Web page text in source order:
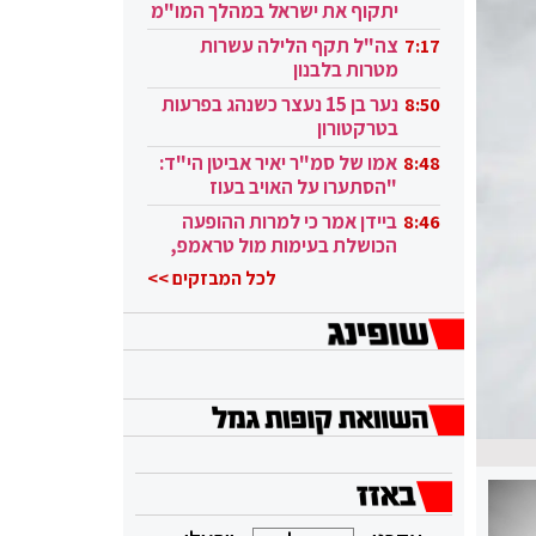
יתקוף את ישראל במהלך המו"מ
בקטאר" 7:17 צה"ל תקף הלילה עשרות
מטרות בלבנון
8:50
נער בן 15 נעצר כשנהג בפרעות
בטרקטורון
8:48 אמו של סמ"ר יאיר אביטן הי"ד:
"הסתערו על האויב בעוז
ובגבורה" 8:46 ביידן אמר כי למרות ההופעה
הכושלת בעימות מול טראמפ,
לכל המבזקים >>